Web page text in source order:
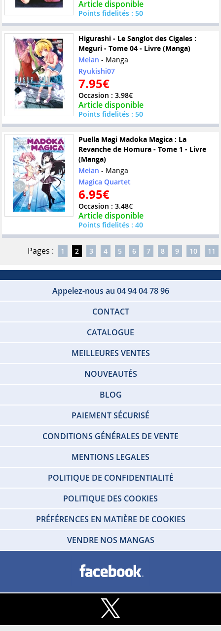
Article disponible
Points fidelités : 50
Higurashi - Le Sanglot des Cigales :
Meguri - Tome 04 - Livre (Manga)
Meian - Manga
Ryukishi07
7.95€
Occasion : 3.98€
Article disponible
Points fidelités : 50
Puella Magi Madoka Magica : La
Revanche de Homura - Tome 1 - Livre
(Manga)
Meian - Manga
Magica Quartet
6.95€
Occasion : 3.48€
Article disponible
Points fidelités : 40
Pages : 1 2 3 4 5 6 7 8 9 10 11
Appelez-nous au 04 94 04 78 96
CONTACT
CATALOGUE
MEILLEURES VENTES
NOUVEAUTÉS
BLOG
PAIEMENT SÉCURISÉ
CONDITIONS GÉNÉRALES DE VENTE
MENTIONS LEGALES
POLITIQUE DE CONFIDENTIALITÉ
POLITIQUE DES COOKIES
PRÉFÉRENCES EN MATIÈRE DE COOKIES
VENDRE NOS MANGAS